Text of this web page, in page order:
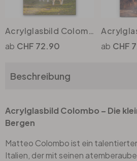
Acrylglasbild Colombo - Sonnenuntergang in den Bergen
CHF 72.90
CHF
Beschreibung
Acrylglasbild Colombo – Die
Bergen
Matteo Colombo ist ein
Italien, der mit seinen